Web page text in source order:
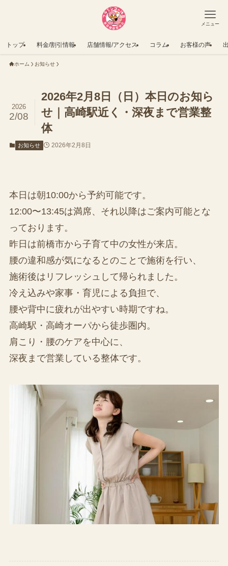
メニュー
トップ 料金/割引情報 店舗情報/アクセス コラム お客様の声
ホーム お知らせ
2026年2月8日（日）本日のお知ら
せ｜高崎駅近く・深夜まで営業整
体
2026
2/08
お知らせ 2026年2月8日
本日は朝10:00から予約可能です。
12:00〜13:45は満席、それ以降はご案内可能とな
っております。
昨日は前橋市から子育て中の女性が来店。
腰の違和感が気になるとのことで施術を行い、
施術後はリフレッシュして帰られました。
冷え込みや家事・育児による負担で、
腰や背中に疲れが出やすい時期ですね。
高崎駅・高崎オーパから徒歩圏内。
肩こり・腰のケアを中心に、
深夜まで営業している整体です。